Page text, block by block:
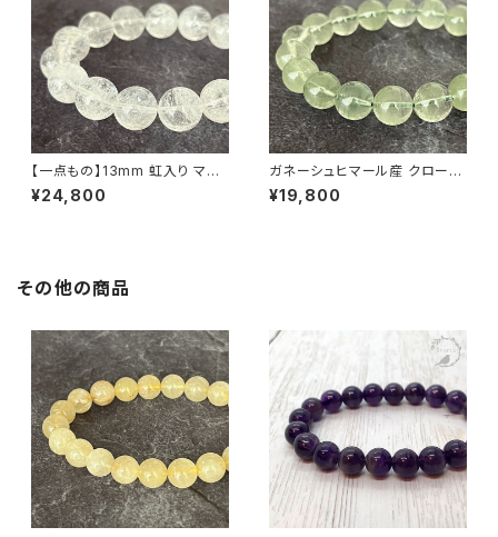
【一点もの】13mm 虹入り マニ
カラン産 ヒマラヤ水晶 ブレスレ
ット【鑑別済み・M0714】
¥24,800
ガネーシュヒマール産 クローラ
イト入り 11mm ヒマラヤ水晶 ブ
レスレット【画像現物】
¥19,800
その他の商品